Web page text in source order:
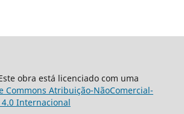
obra está licenciado com uma
Commons Atribuição-NãoComercial-
4.0 Internacional